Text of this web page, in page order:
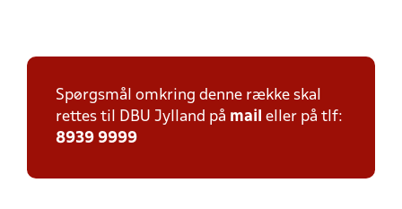
Spørgsmål omkring denne række skal
rettes til DBU Jylland på mail eller på tlf:
8939 9999